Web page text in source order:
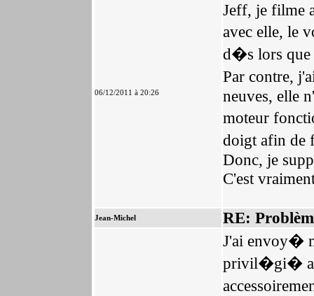
06/12/2011 à 20:26
Jeff, je filme
avec elle, le
d�s lors
Par contre,
neuves, elle
moteur
doigt afin de
Donc, je
C'est
Jean-Michel RE:
J'ai envoy�
privil�gi�